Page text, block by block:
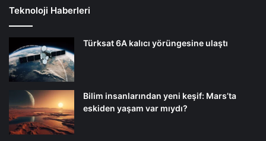
Teknoloji Haberleri
Türksat 6A kalıcı yörüngesine ulaştı
Bilim insanlarından yeni keşif: Mars’ta
eskiden yaşam var mıydı?